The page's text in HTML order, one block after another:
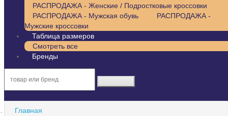
РАСПРОДАЖА - Женские / Подростковые кроссовки
РАСПРОДАЖА - Мужская обувь
РАСПРОДАЖА -
Мужские кроссовки
Таблица размеров
Смотреть все
Бренды
Главная